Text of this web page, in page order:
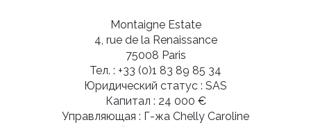
Montaigne Estate
4, rue de la Renaissance
75008 Paris
Тел. : +33 (0)1 83 89 85 34
Юридический статус : SAS
Капитал : 24 000 €
Управляющая : Г-жа Chelly Caroline